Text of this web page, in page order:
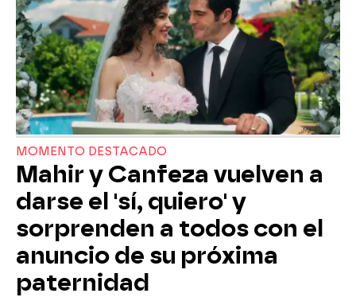
MOMENTO DESTACADO
Mahir y Canfeza vuelven a
darse el 'sí, quiero' y
sorprenden a todos con el
anuncio de su próxima
paternidad